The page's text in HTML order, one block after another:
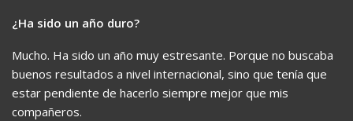
¿Ha sido un año duro?
Mucho. Ha sido un año muy estresante. Porque no buscaba
buenos resultados a nivel internacional, sino que tenía que
estar pendiente de hacerlo siempre mejor que mis
compañeros.